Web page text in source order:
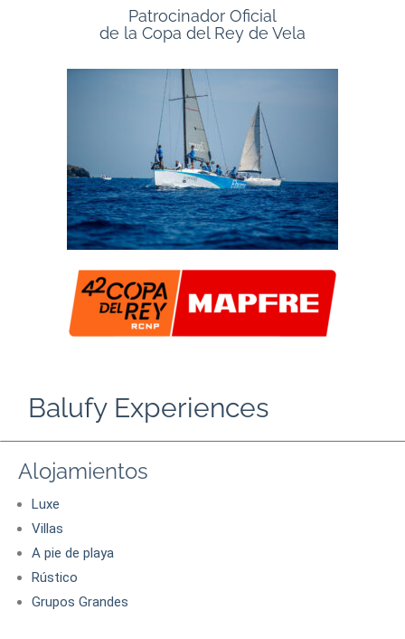
Patrocinador Oficial
de la Copa del Rey de Vela
Balufy Experiences
Alojamientos
Luxe
Villas
A pie de playa
Rústico
Grupos Grandes